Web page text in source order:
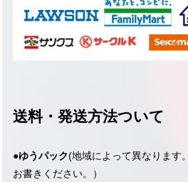
送料・発送方法ついて
●ゆうパック(地域によって異なります。
お書きください。）